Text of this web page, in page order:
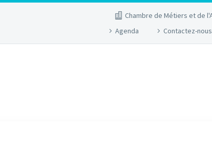
Chambre de Métiers et de
Agenda
Contactez-nous